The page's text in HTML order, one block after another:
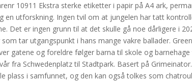
10911 Ekstra sterke etiketter i papir på A4 ark,
utforskning. Ingen tvil om at jungelen har tatt
Det er ingen grunn til at det skulle gå noe dårligere i
tar utgangspunkt i hans mange vakre ballader.
gatene og foreldre følger barna til skole og
fra Schwedenplatz til Stadtpark. Basert på
plass i samfunnet, og den kan også tolkes som